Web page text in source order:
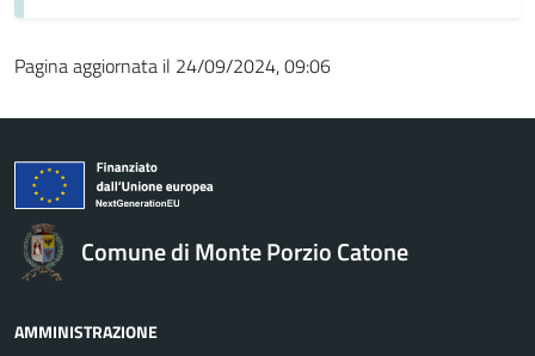
Pagina aggiornata il 24/09/2024, 09:06
Comune di Monte Porzio Catone
AMMINISTRAZIONE